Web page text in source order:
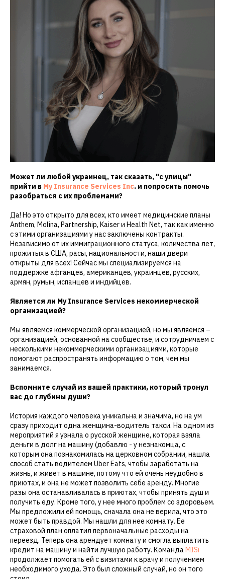
Может ли любой украинец, так сказать, "с улицы"
прийти в My Insurance Services Inc. и попросить помочь
разобраться с их проблемами?
Да! Но это открыто для всех, кто имеет медицинские планы
Anthem, Molina, Partnership, Kaiser и Health Net, так как именно
с этими организациями у нас заключены контракты.
Независимо от их иммиграционного статуса, количества лет,
прожитых в США, расы, национальности, наши двери
открыты для всех! Сейчас мы специализируемся на
поддержке афганцев, американцев, украинцев, русских,
армян, румын, испанцев и индийцев.
Является ли My Insurance Services некоммерческой
организацией?
Мы являемся коммерческой организацией, но мы являемся –
организацией, основанной на сообществе, и сотрудничаем с
несколькими некоммерческими организациями, которые
помогают распространять информацию о том, чем мы
занимаемся.
Вспомните случай из вашей практики, который тронул
вас до глубины души?
История каждого человека уникальна и значима, но на ум
сразу приходит одна женщина-водитель такси. На одном из
мероприятий я узнала о русской женщине, которая взяла
деньги в долг на машину (добавлю - у незнакомца, с
которым она познакомилась на церковном собрании, нашла
способ стать водителем Uber Eats, чтобы заработать на
жизнь, и живет в машине, потому что ей очень неудобно в
приютах, и она не может позволить себе аренду. Многие
разы она останавливалась в приютах, чтобы принять душ и
получить еду. Кроме того, у нее много проблем со здоровьем.
Мы предложили ей помощь, сначала она не верила, что это
может быть правдой. Мы нашли для нее комнату. Ее
страховой план оплатил первоначальные расходы на
переезд. Теперь она арендует комнату и смогла выплатить
кредит на машину и найти лучшую работу. КомандаMISi
продолжает помогать ей с визитами к врачу и получением
необходимого ухода. Это был сложный случай, но он того